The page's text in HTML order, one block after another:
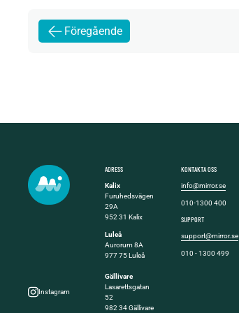
Föregående
Instagram
ADRESS
Kalix
Furuhedsvägen
29A
952 31 Kalix
Luleå
Aurorum 8A
977 75 Luleå
Gällivare
Lasarettsgatan
52
982 34 Gällivare
KONTAKTA OSS
info@mirror.se
010-1300 400
SUPPORT
support@mirror.se
010 - 1300 499